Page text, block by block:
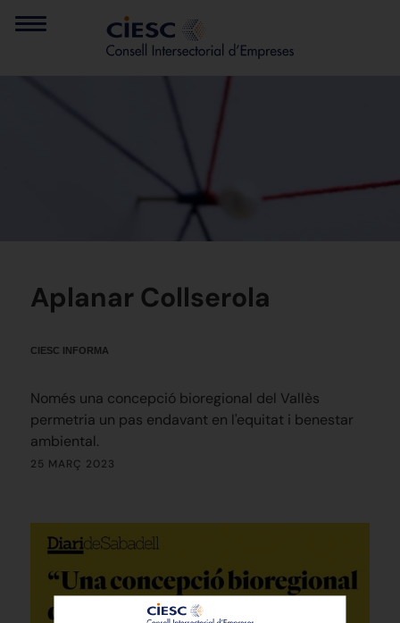
Aplanar Collserola
CIESC INFORMA
Només una concepció bioregional del Vallès
permetria un pas endavant en l'equitat i benestar
ambiental.
25 MARÇ 2023